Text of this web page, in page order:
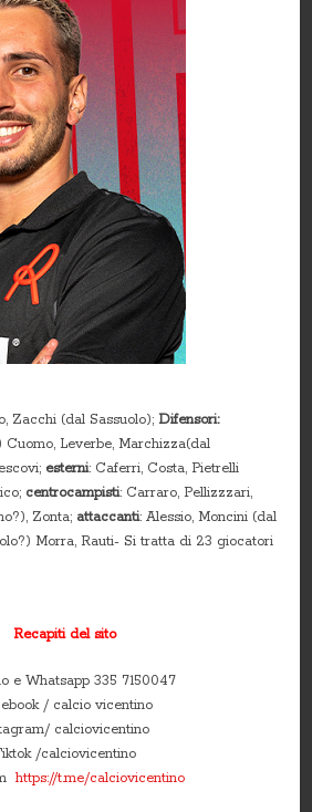
Zacchi (dal Sassuolo); Difensori:
Leverbe, Marchizza(dal
esterni: Caferri, Costa, Pietrelli
centrocampisti: Carraro, Pellizzzari,
Zonta; attaccanti: Alessio, Moncini (dal
Morra, Rauti- Si tratta di 23 giocatori
Recapiti del sito
e Whatsapp 335 7150047
/ calcio vicentino
calciovicentino
/calciovicentino
https://t.me/calciovicentino